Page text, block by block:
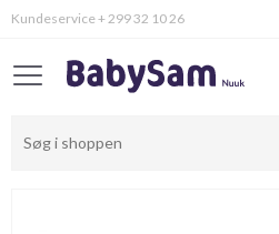
Kundeservice + 299 32 10 26